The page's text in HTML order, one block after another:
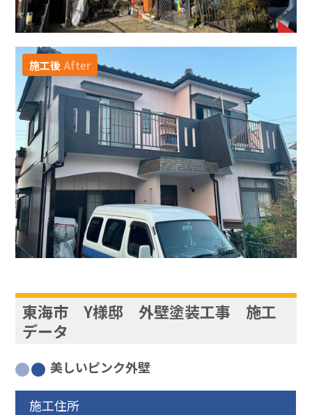
施工後 After
東海市 Y様邸 外壁塗装工事 施工
データ
美しいピンク外壁
施工住所